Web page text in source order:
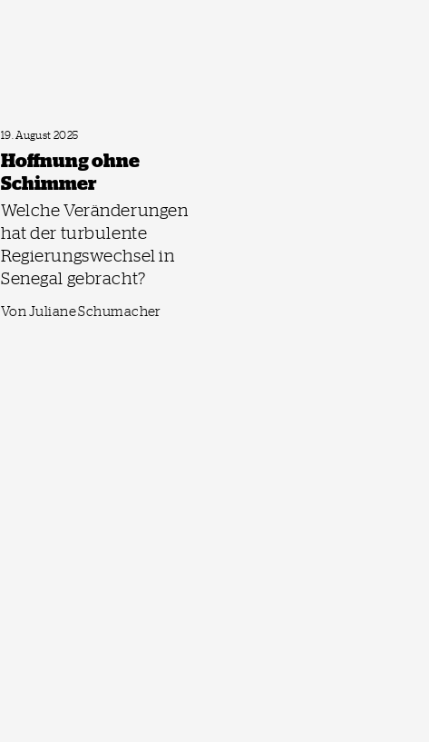
19. August 2025
Hoffnung ohne
Schimmer
Welche Veränderungen
hat der turbulente
Regierungswechsel in
Senegal gebracht?
Von Juliane Schumacher